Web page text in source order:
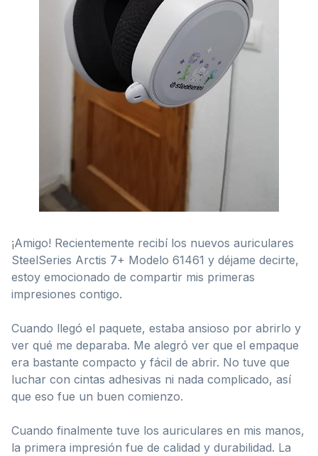
¡Amigo! Recientemente recibí los nuevos auriculares
SteelSeries Arctis 7+ Modelo 61461 y déjame decirte,
estoy emocionado de compartir mis primeras
impresiones contigo.
Cuando llegó el paquete, estaba ansioso por abrirlo y
ver qué me deparaba. Me alegró ver que el empaque
era bastante compacto y fácil de abrir. No tuve que
luchar con cintas adhesivas ni nada complicado, así
que eso fue un buen comienzo.
Cuando finalmente tuve los auriculares en mis manos,
la primera impresión fue de calidad y durabilidad. La